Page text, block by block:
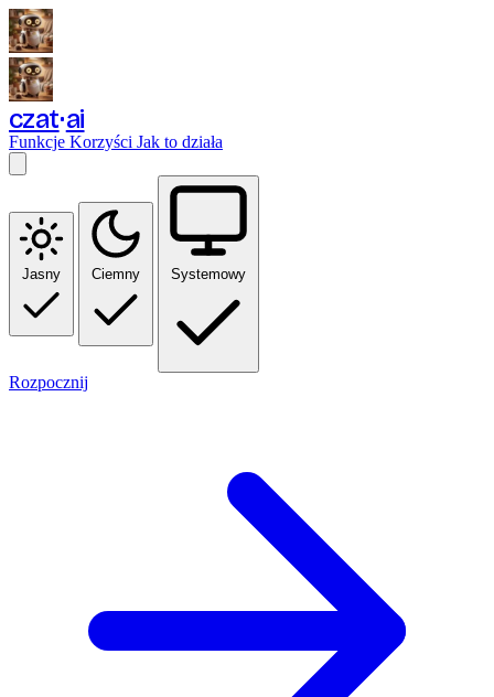
czat ai
Funkcje Korzyści Jak to działa
Jasny Ciemny Systemowy
Rozpocznij